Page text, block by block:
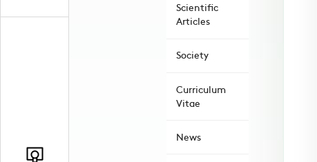
Scientific
Articles
Society
Curriculum
Vitae
News